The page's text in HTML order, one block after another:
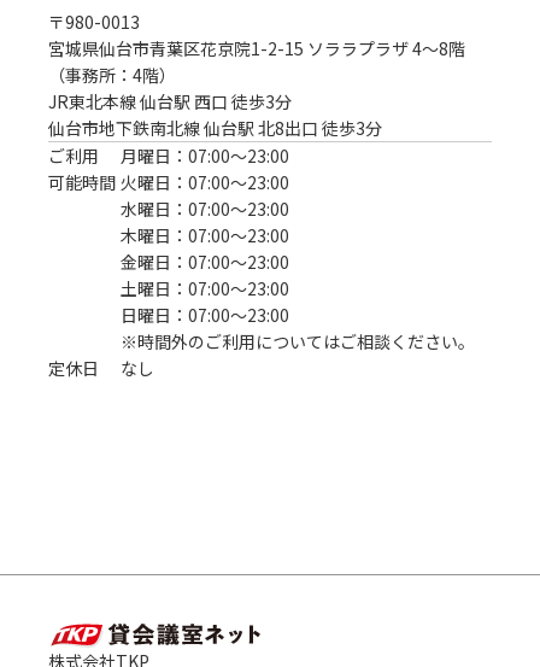
〒980-0013
宮城県仙台市青葉区花京院1-2-15 ソララプラザ 4～8階
（事務所：4階）
JR東北本線 仙台駅 西口 徒歩3分
仙台市地下鉄南北線 仙台駅 北8出口 徒歩3分
ご利用
可能時間
月曜日：07:00〜23:00
火曜日：07:00〜23:00
水曜日：07:00〜23:00
木曜日：07:00〜23:00
金曜日：07:00〜23:00
土曜日：07:00〜23:00
日曜日：07:00〜23:00
※時間外のご利用についてはご相談ください。
定休日
なし
株式会社TKP